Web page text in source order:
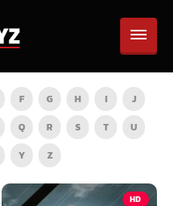
F G H I
J
Q R S T
U
Y Z
HD